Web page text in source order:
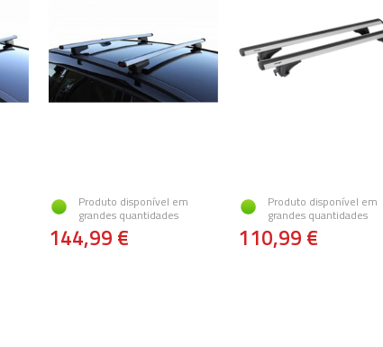
Produto disponível em
grandes quantidades
144,99 €
Produto disponível em
grandes quantidades
110,99 €